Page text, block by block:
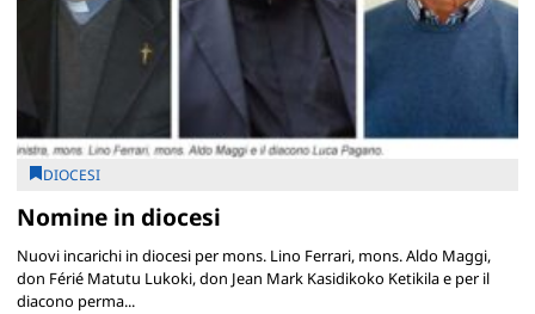
DIOCESI
Nomine in diocesi
Nuovi incarichi in diocesi per mons. Lino Ferrari, mons. Aldo Maggi,
don Férié Matutu Lukoki, don Jean Mark Kasidikoko Ketikila e per il
diacono perma...